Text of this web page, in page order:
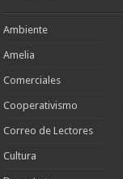
Ambiente
Amelia
Comerciales
Cooperativismo
Correo de Lectores
Cultura